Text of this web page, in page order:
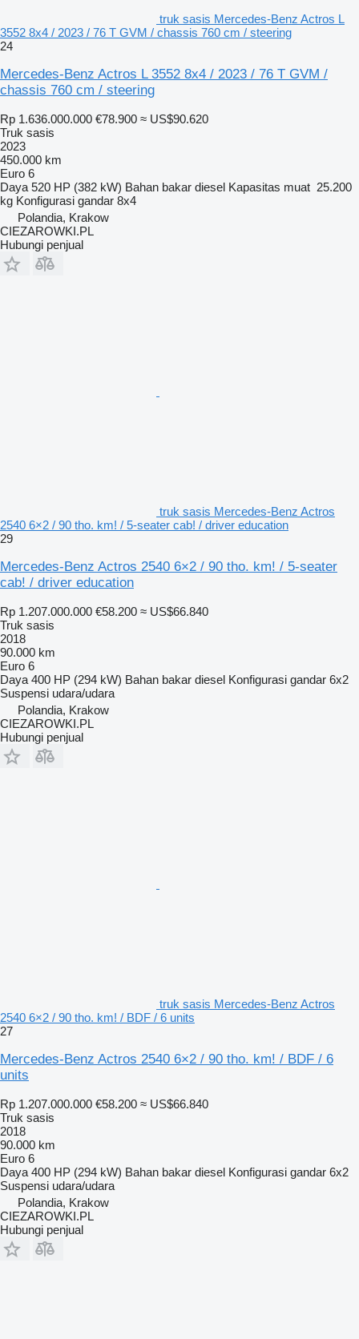
truk sasis Mercedes-Benz Actros L
3552 8x4 / 2023 / 76 T GVM / chassis 760 cm / steering
24
Mercedes-Benz Actros L 3552 8x4 / 2023 / 76 T GVM /
chassis 760 cm / steering
Rp 1.636.000.000 €78.900 ≈ US$90.620
Truk sasis
2023
450.000 km
Euro 6
Daya 520 HP (382 kW) Bahan bakar diesel Kapasitas muat 25.200
kg Konfigurasi gandar 8x4
Polandia, Krakow
CIEZAROWKI.PL
Hubungi penjual
truk sasis Mercedes-Benz Actros
2540 6×2 / 90 tho. km! / 5-seater cab! / driver education
29
Mercedes-Benz Actros 2540 6×2 / 90 tho. km! / 5-seater
cab! / driver education
Rp 1.207.000.000 €58.200 ≈ US$66.840
Truk sasis
2018
90.000 km
Euro 6
Daya 400 HP (294 kW) Bahan bakar diesel Konfigurasi gandar 6x2
Suspensi udara/udara
Polandia, Krakow
CIEZAROWKI.PL
Hubungi penjual
truk sasis Mercedes-Benz Actros
2540 6×2 / 90 tho. km! / BDF / 6 units
27
Mercedes-Benz Actros 2540 6×2 / 90 tho. km! / BDF / 6
units
Rp 1.207.000.000 €58.200 ≈ US$66.840
Truk sasis
2018
90.000 km
Euro 6
Daya 400 HP (294 kW) Bahan bakar diesel Konfigurasi gandar 6x2
Suspensi udara/udara
Polandia, Krakow
CIEZAROWKI.PL
Hubungi penjual